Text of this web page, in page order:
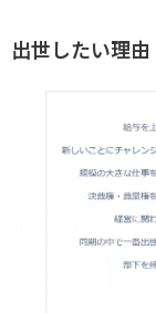
出世したい理由